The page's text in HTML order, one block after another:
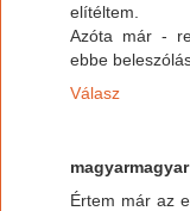
elítéltem.
Azóta már -
ebbe
Válasz
magyarmagyar
Értem már az